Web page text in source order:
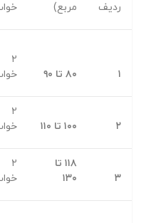
ردیف
مربع)
خواب
۸۰ تا ۹۰
خواب
۱۰۰ تا ۱۱۰
خواب
۱۱۸ تا
۱۳۰
خواب